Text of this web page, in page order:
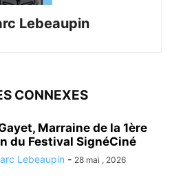
Lebeaupin
CONNEXES
Marraine de la 1ère
du Festival SignéCiné
Lebeaupin - 28 mai , 2026